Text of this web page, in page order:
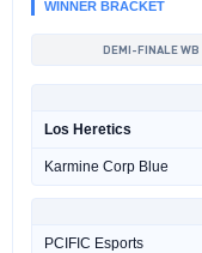
WINNER BRACKET
DEMI-FINALE WB
Los Heretics
Karmine Corp Blue
PCIFIC Esports